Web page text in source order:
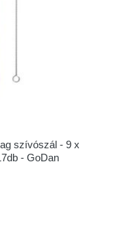
szívószál - 9 x
- GoDan